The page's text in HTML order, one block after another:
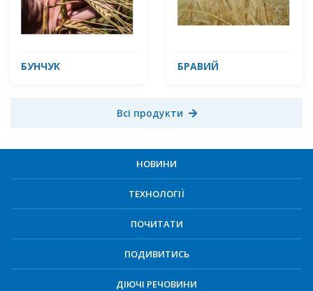
БУНЧУК БРАВИЙ
Всі продукти
НОВИНИ
ТЕХНОЛОГІЇ
ПОЧИТАТИ
ПОДИВИТИСЬ
ДІЮЧІ РЕЧОВИНИ